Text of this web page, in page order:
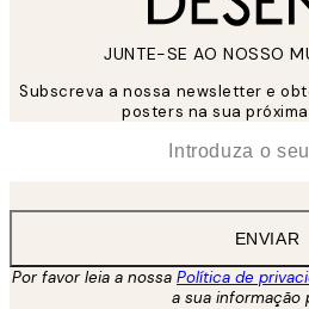
JUNTE-SE AO NOSSO
Subscreva a nossa newsletter e
posters na sua
ENVIAR
Por favor leia a nossa Política de
a sua informação